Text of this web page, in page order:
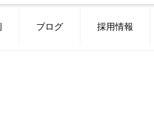
ブログ 採用情報